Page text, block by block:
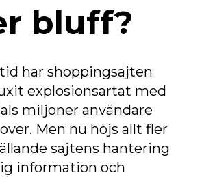
bluff?
har shoppingsajten
explosionsartat med
miljoner användare
Men nu höjs allt fler
sajtens hantering
information och